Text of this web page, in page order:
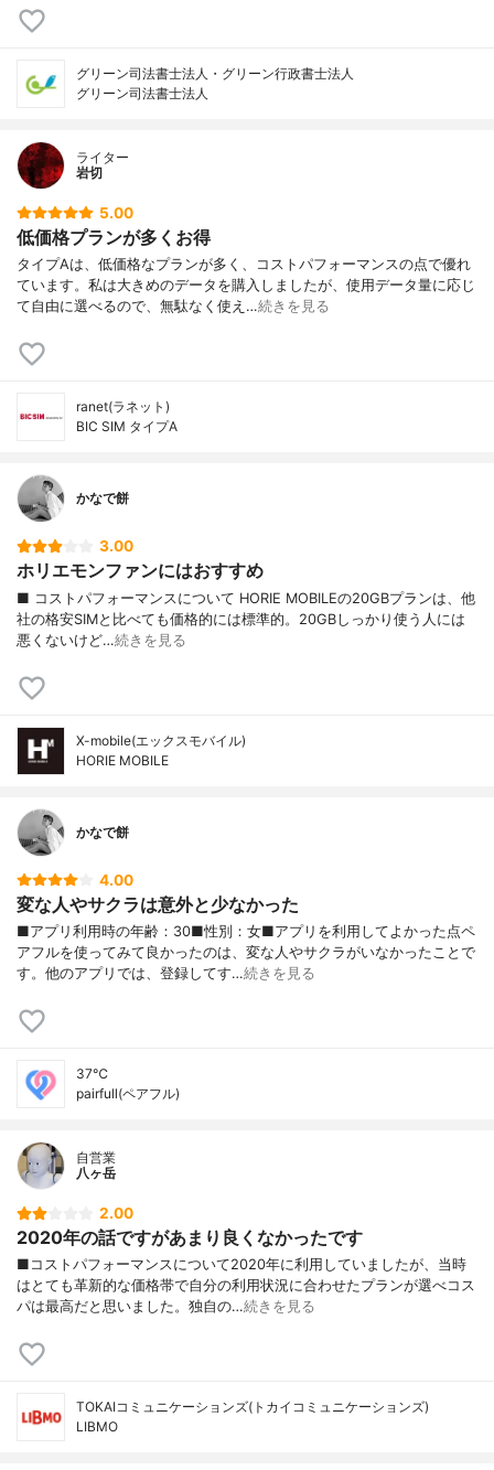
グリーン司法書士法人・グリーン行政書士法人
グリーン司法書士法人
ライター
岩切
5.00
低価格プランが多くお得
タイプAは、低価格なプランが多く、コストパフォーマンスの点で優れ
ています。私は大きめのデータを購入しましたが、使用データ量に応じ
て自由に選べるので、無駄なく使え…続きを見る
ranet(ラネット)
BIC SIM タイプA
かなで餅
3.00
ホリエモンファンにはおすすめ
■ コストパフォーマンスについて HORIE MOBILEの20GBプランは、他
社の格安SIMと比べても価格的には標準的。20GBしっかり使う人には
悪くないけど…続きを見る
X-mobile(エックスモバイル)
HORIE MOBILE
かなで餅
4.00
変な人やサクラは意外と少なかった
■アプリ利用時の年齢：30■性別：女■アプリを利用してよかった点ペ
アフルを使ってみて良かったのは、変な人やサクラがいなかったことで
す。他のアプリでは、登録してす…続きを見る
37℃
pairfull(ペアフル)
自営業
八ヶ岳
2.00
2020年の話ですがあまり良くなかったです
■コストパフォーマンスについて2020年に利用していましたが、当時
はとても革新的な価格帯で自分の利用状況に合わせたプランが選べコス
パは最高だと思いました。独自の…続きを見る
TOKAIコミュニケーションズ(トカイコミュニケーションズ)
LIBMO